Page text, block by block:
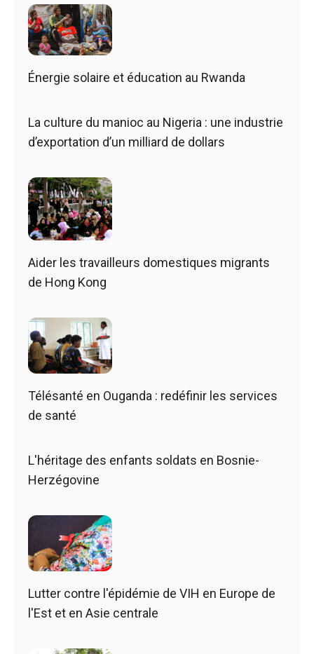
Énergie solaire et éducation au Rwanda
La culture du manioc au Nigeria : une industrie
d’exportation d’un milliard de dollars
Aider les travailleurs domestiques migrants
de Hong Kong
Télésanté en Ouganda : redéfinir les services
de santé
L'héritage des enfants soldats en Bosnie-
Herzégovine
Lutter contre l'épidémie de VIH en Europe de
l'Est et en Asie centrale